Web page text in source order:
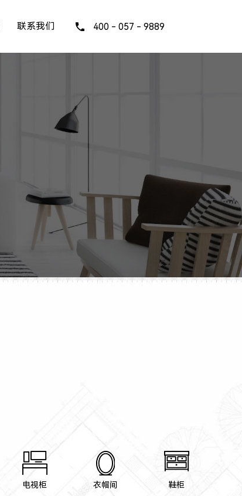
联系我们 400 - 057 - 9889
电视柜 衣帽间 鞋柜